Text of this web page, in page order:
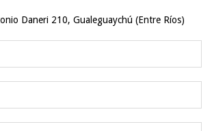
Daneri 210, Gualeguaychú (Entre Ríos)